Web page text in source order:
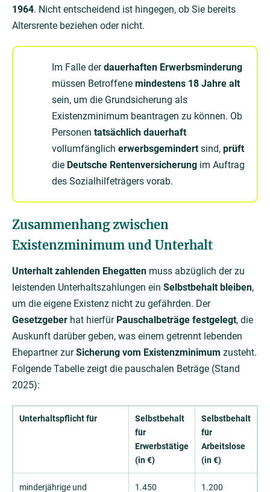
1964. Nicht entscheidend ist hingegen, ob Sie bereits
Altersrente beziehen oder nicht.
Im Falle derdauerhaften Erwerbsminderung
müssen Betroffene mindestens 18 Jahre alt
sein, um die Grundsicherung als
Existenzminimum beantragen zu können. Ob
Personen tatsächlich dauerhaft
vollumfänglich erwerbsgemindertsind, prüft
die Deutsche Rentenversicherung im Auftrag
des Sozialhilfeträgers vorab.
Zusammenhang zwischen
Existenzminimum und Unterhalt
Unterhalt zahlenden Ehegatten muss abzüglich der zu
leistenden Unterhaltszahlungen ein Selbstbehalt bleiben,
um die eigene Existenz nicht zu gefährden. Der
Gesetzgeber hat hierfür Pauschalbeträge festgelegt, die
Auskunft darüber geben, was einem getrennt lebenden
Ehepartner zurSicherung vom Existenzminimum zusteht.
Folgende Tabelle zeigt die pauschalen Beträge (Stand
2025):
Unterhaltspflicht für
Selbstbehalt
für
Erwerbstätige
(in €)
Selbstbehalt
für
Arbeitslose
(in €)
minderjährige und 1.450 1.200